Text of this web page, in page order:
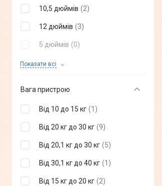
Like.Bike + 10)
Kaabo ( 15 )
10,5 дюймів (2)
12 дюймів (3)
5 дюймів (0)
Показати всi
6 дюймів
Вага пристрою
Від 10 до 15 кг (1 )
Від 20 кг до 30 кг (9)
Від 20,1 кг до 30 кг (5)
Від 30,1 кг до 40 кг (1 )
Від 15 кг до 20 кг (2)